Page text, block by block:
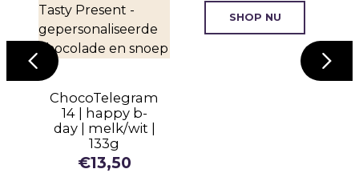
ChocoTelegram
14 | happy b-
day | melk/wit |
133g
€13,50
SHOP NU